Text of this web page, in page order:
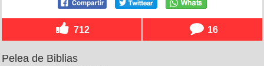
712 16
Pelea de Biblias